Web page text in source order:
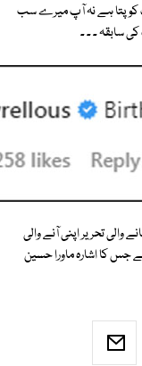
کو پتا ہے نہ آپ میرے سب
سابقہ ۔ ۔ ۔
والی تحریر اپنی آنے والی
جس کا اشارہ ماورا حسین